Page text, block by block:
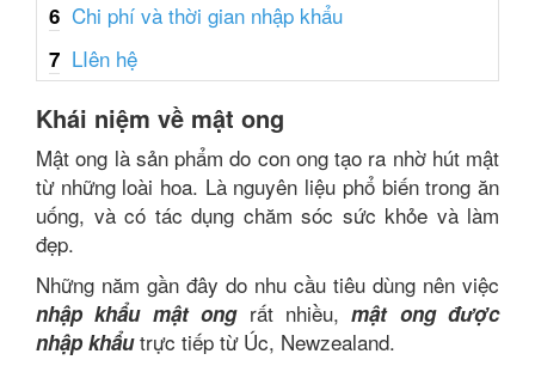
6 Chi phí và thời gian nhập khẩu
7 LIên hệ
Khái niệm về mật ong
Mật ong là sản phẩm do con ong tạo ra nhờ hút mật
từ những loài hoa. Là nguyên liệu phổ biến trong ăn
uống, và có tác dụng chăm sóc sức khỏe và làm
đẹp.
Những năm gần đây do nhu cầu tiêu dùng nên việc
nhập khẩu mật ongrất nhiều,mật ong được
nhập khẩutrực tiếp từ Úc, Newzealand.